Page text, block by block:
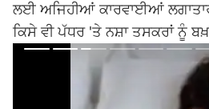
ਲਈ ਅਜਿਹੀਆਂ ਕਾਰਵਾਈਆਂ
ਕਿਸੇ ਵੀ ਪੱਧਰ 'ਤੇ ਨਸ਼ਾ ਤਸਕਰਾਂ ਨੂੰ